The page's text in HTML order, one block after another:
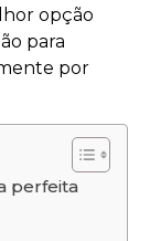
opção
para
por
perfeita